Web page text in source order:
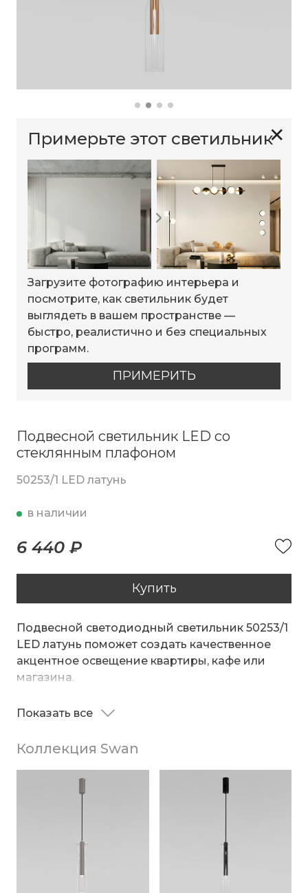
✕
Примерьте этот светильник
Загрузите фотографию интерьера и
посмотрите, как светильник будет
выглядеть в вашем пространстве —
быстро, реалистично и без специальных
программ.
ПРИМЕРИТЬ
Подвесной светильник LED со
стеклянным плафоном
50253/1 LED латунь
в наличии
6 440 ₽
Купить
Подвесной светодиодный светильник 50253/1
LED латунь поможет создать качественное
акцентное освещение квартиры, кафе или
магазина.
имеется возможность размещать
уникальные световые композиции.
Источником света являются экономичные
светильника изготовлен из прочного металла,
который надежно защищает внутренний
Показать все
Коллекция Swan